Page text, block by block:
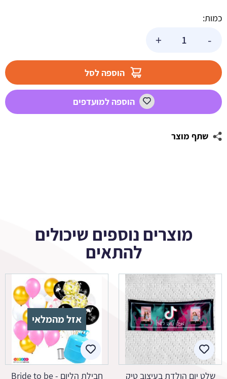
כמות:
-
עבה
+
הוספה לסל
הוספה למועדפים
שתף מוצר
מוצרים נוספים שיכולים
להתאים
שלט יום הולדת בעיצוב טיק
אזל מהמלאי
חבילת הליום - Bride to be